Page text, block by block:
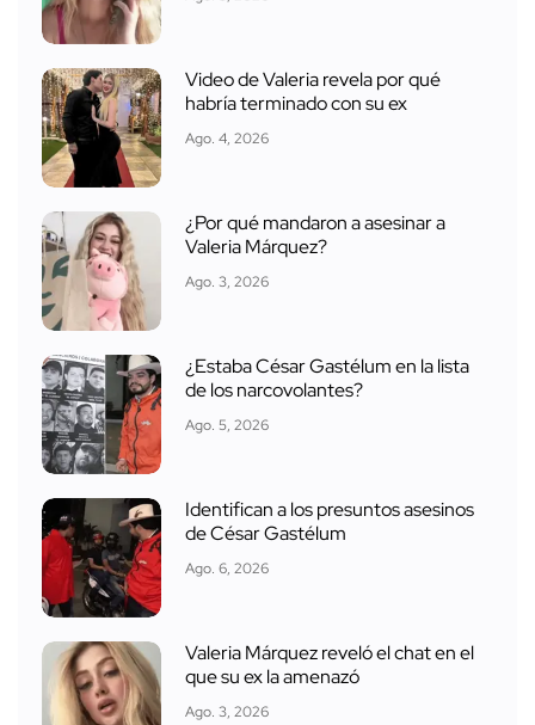
Video de Valeria revela por qué
habría terminado con su ex
Ago. 4, 2026
¿Por qué mandaron a asesinar a
Valeria Márquez?
Ago. 3, 2026
¿Estaba César Gastélum en la lista
de los narcovolantes?
Ago. 5, 2026
Identifican a los presuntos asesinos
de César Gastélum
Ago. 6, 2026
Valeria Márquez reveló el chat en el
que su ex la amenazó
Ago. 3, 2026